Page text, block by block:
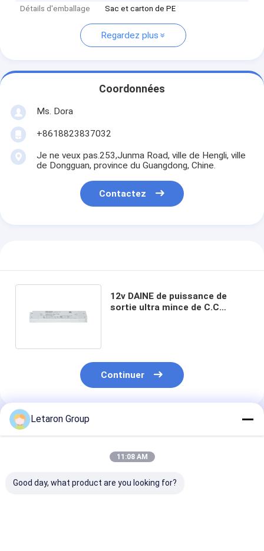
Détails d'emballage
Sac et carton de PE
Regardez plus
Coordonnées
Ms. Dora
+8618823837032
Je ne veux pas.253,Junma Road, ville de Hengli, ville
de Dongguan, province du Guangdong, Chine.
Contactez
12v DAINE de puissance de
sortie ultra mince de C.C
Continuer
Produits Recommandés
Letaron Group
11:08 AM
Good day, what product are you looking for?